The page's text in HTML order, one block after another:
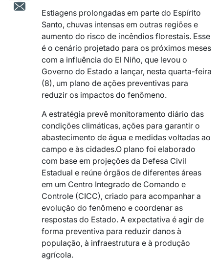
Estiagens prolongadas em parte do Espírito
Santo, chuvas intensas em outras regiões e
aumento do risco de incêndios florestais. Esse
é o cenário projetado para os próximos meses
com a influência do El Niño, que levou o
Governo do Estado a lançar, nesta quarta-feira
(8), um plano de ações preventivas para
reduzir os impactos do fenômeno.
A estratégia prevê monitoramento diário das
condições climáticas, ações para garantir o
abastecimento de água e medidas voltadas ao
campo e às cidades.O plano foi elaborado
com base em projeções da Defesa Civil
Estadual e reúne órgãos de diferentes áreas
em um Centro Integrado de Comando e
Controle (CICC), criado para acompanhar a
evolução do fenômeno e coordenar as
respostas do Estado. A expectativa é agir de
forma preventiva para reduzir danos à
população, à infraestrutura e à produção
agrícola.